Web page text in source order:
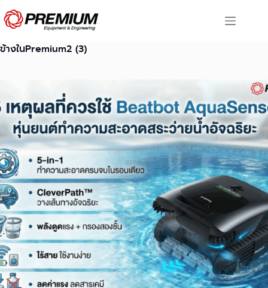
Skip
to
content
ข้างในPremium2 (3)